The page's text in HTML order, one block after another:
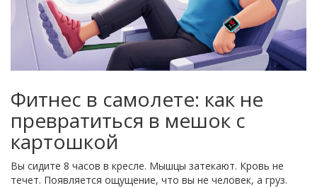
Фитнес в самолете: как не
превратиться в мешок с
картошкой
Вы сидите 8 часов в кресле. Мышцы затекают. Кровь не
течет. Появляется ощущение, что вы не человек, а груз.